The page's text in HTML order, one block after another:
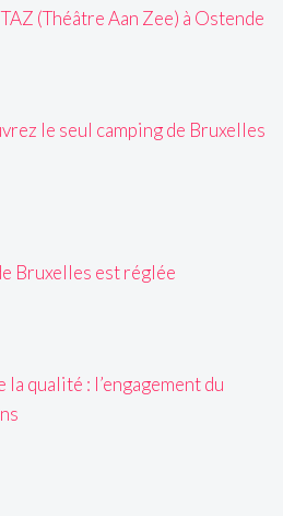
(Théâtre Aan Zee) à Ostende
le seul camping de Bruxelles
Bruxelles est réglée
qualité : l’engagement du